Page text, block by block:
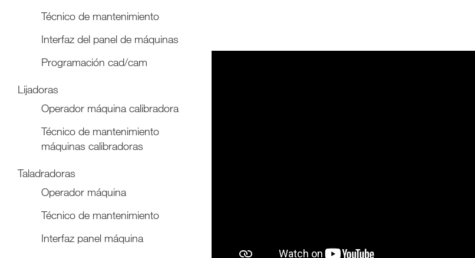
Técnico de mantenimiento
Interfaz del panel de máquinas
Programación cad/cam
Lijadoras
Operador máquina calibradora
Técnico de mantenimiento
máquinas calibradoras
Taladradoras
Operador máquina
Técnico de mantenimiento
Interfaz panel máquina